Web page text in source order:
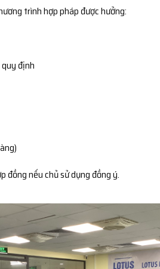
trình hợp pháp được hưởng:
định
đồng nếu chủ sử dụng đồng ý.